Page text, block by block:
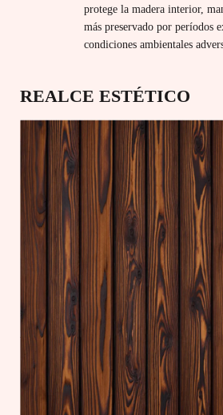
protege la madera interior,
más preservado por períodos
condiciones ambientales
REALCE ESTÉTICO